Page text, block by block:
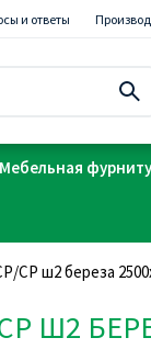
и ответы
Мебельная
ш2 береза
Ш2